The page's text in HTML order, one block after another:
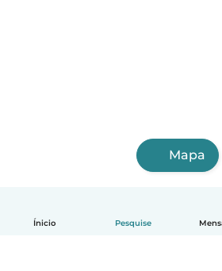
Ínicio Pesquise
Mapa